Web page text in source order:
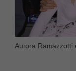
Aurora Ramazzotti